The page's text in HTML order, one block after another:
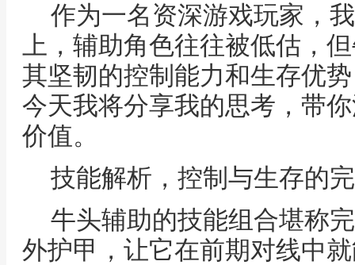
作为一名资深游戏玩家，
上，辅助角色往往被低估，
其坚韧的控制能力和生存优
今天我将分享我的思考，带
价值。
技能解析，控制与生存的
牛头辅助的技能组合堪称
外护甲，让它在前期对线中